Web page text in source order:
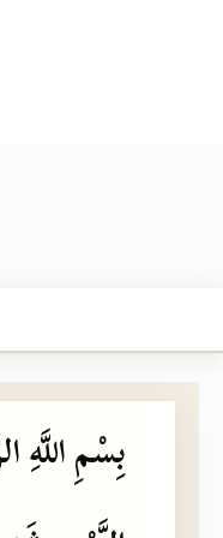
بِسْمِاللَّهِ